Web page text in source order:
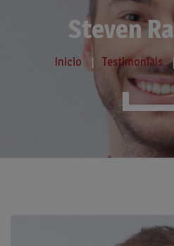
Steven
Inicio Testimonials